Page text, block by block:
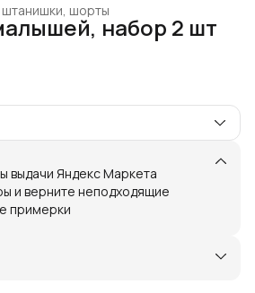
штанишки, шорты
набор 2 шт
выдачи Яндекс Маркета
и верните неподходящие
примерки